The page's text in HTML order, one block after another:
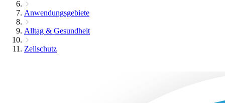
Anwendungsgebiete
Alltag & Gesundheit
Zellschutz